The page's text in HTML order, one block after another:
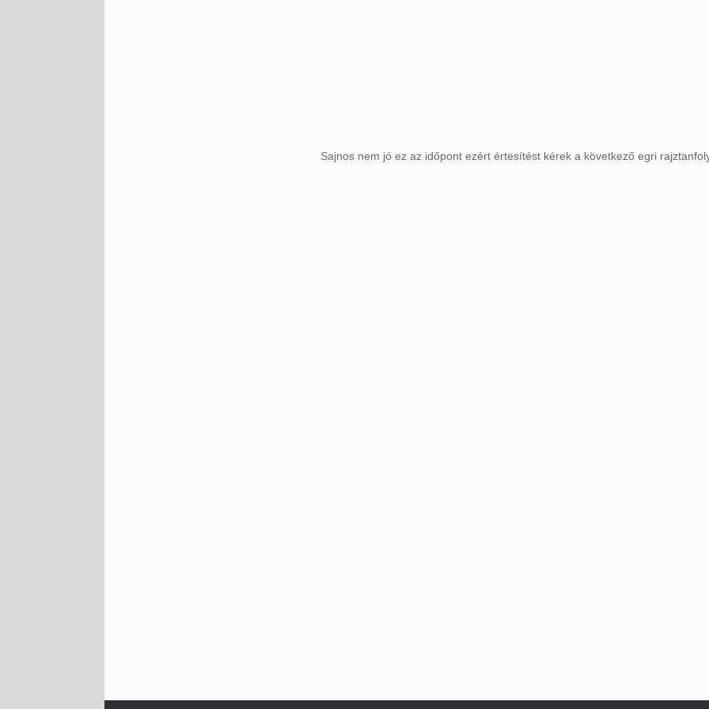
Sajnos nem jó ez az időpont ezért értesítést kérek a következő egri